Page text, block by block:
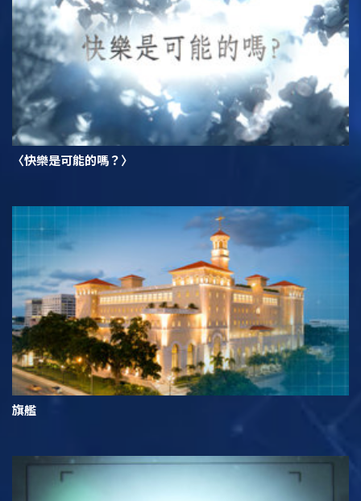
〈快樂是可能的嗎？〉
旗艦